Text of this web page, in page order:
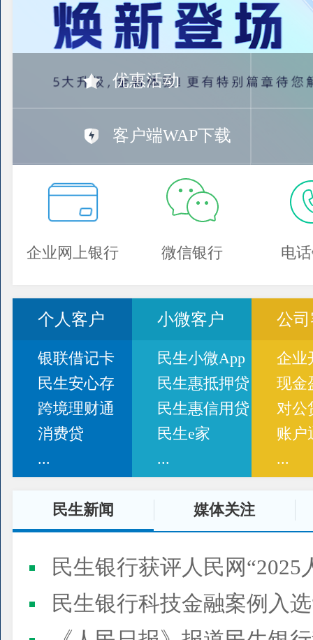
优惠活动
客户端WAP下载
企业网上银行 微信银行 电
个人客户
银联借记卡
民生安心存
跨境理财通
消费贷
...
小微客户
民生小微App
民生惠抵押贷
民生惠信用贷
民生e家
...
公
企业
现金
对公
账户
...
民生新闻 媒体关注
民生银行获评人民网“2025
民生银行科技金融案例入选“2025人民